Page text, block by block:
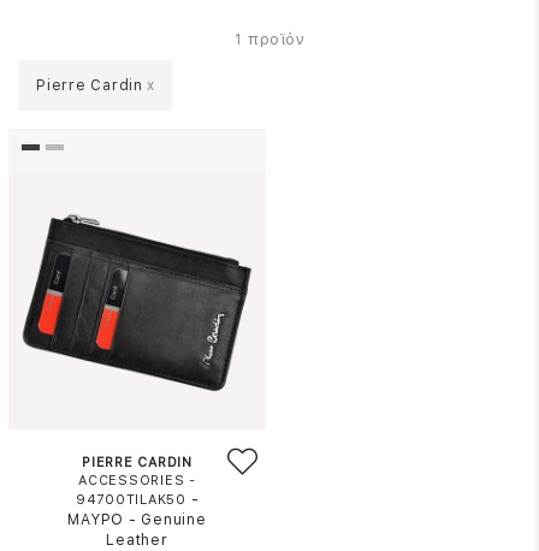
1 προϊόν
Pierre Cardin x
PIERRE CARDIN
ACCESSORIES -
94700TILAK50 -
ΜΑΥΡΟ - Genuine
Leather